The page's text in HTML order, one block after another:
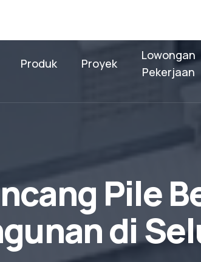
Produk Proyek
Lowongan
Pekerjaan
ncang PileB
gunandiSel